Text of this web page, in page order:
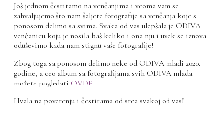
Još jednom čestitamo na venčanjima i veoma vam se
zahvaljujemo što nam šaljete fotografije sa venčanja koje s
ponosom delimo sa svima. Svaka od vas ulepšala je ODIVA
venčanicu koju je nosila baš koliko i ona nju i uvek se iznova
oduševimo kada nam stignu vaše fotografije!
Zbog toga sa ponosom delimo neke od ODIVA mladi 2020.
godine, a ceo album sa fotografijama svih ODIVA mlada
možete pogledati OVDE.
Hvala na poverenju i čestitamo od srca svakoj od vas!